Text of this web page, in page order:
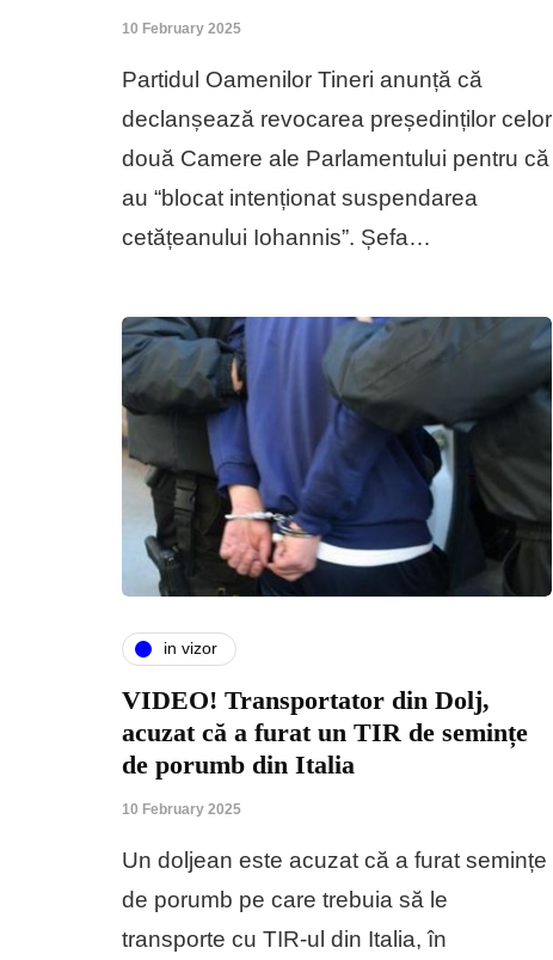
10 February 2025
Partidul Oamenilor Tineri anunță că
declanșează revocarea președinților celor
două Camere ale Parlamentului pentru că
au “blocat intenționat suspendarea
cetățeanului Iohannis”. Șefa…
in vizor
VIDEO! Transportator din Dolj,
acuzat că a furat un TIR de semințe
de porumb din Italia
10 February 2025
Un doljean este acuzat că a furat semințe
de porumb pe care trebuia să le
transporte cu TIR-ul din Italia, în